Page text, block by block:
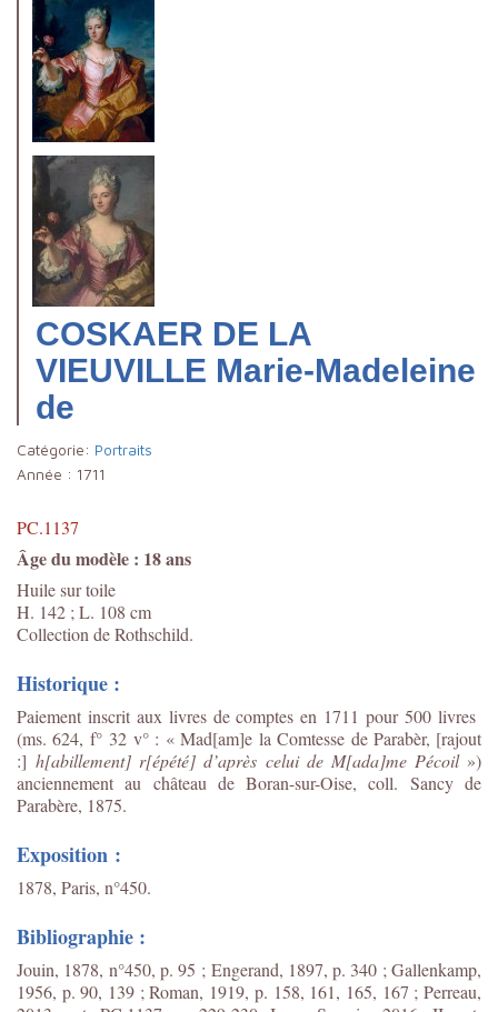
COSKAER DE LA
VIEUVILLE Marie-Madeleine
de
Catégorie: Portraits
Année : 1711
PC.1137
Âge du modèle : 18 ans
Huile sur toile
H. 142 ; L. 108 cm
Collection de Rothschild.
Historique :
Paiement inscrit aux livres de comptes en 1711 pour 500 livres
(ms. 624, f° 32 v° : « Mad[am]e la Comtesse de Parabèr, [rajout
:]h[abillement] r[épété] d’après celui de M[ada]me Pécoil»)
anciennement au château de Boran-sur-Oise, coll. Sancy de
Parabère, 1875.
Exposition :
1878, Paris, n°450.
Bibliographie :
Jouin, 1878, n°450, p. 95 ; Engerand, 1897, p. 340 ; Gallenkamp,
1956, p. 90, 139 ; Roman, 1919, p. 158, 161, 165, 167 ; Perreau,